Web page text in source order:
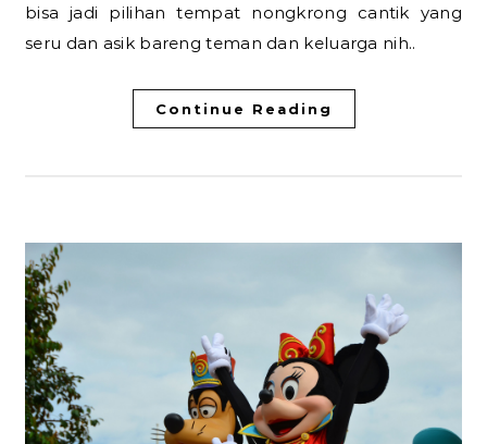
bisa jadi pilihan tempat nongkrong cantik yang
seru dan asik bareng teman dan keluarga nih..
Continue Reading